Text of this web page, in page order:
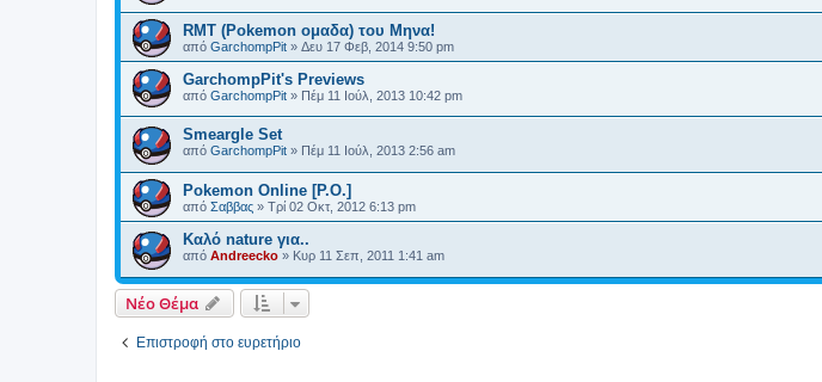
RMT (Pokemon ομαδα) του Μηνα!
από GarchompPit » Δευ 17 Φεβ, 2014 9:50 pm
GarchompPit's Previews
από GarchompPit » Πέμ 11 Ιούλ, 2013 10:42 pm
Smeargle Set
από GarchompPit » Πέμ 11 Ιούλ, 2013 2:56 am
Pokemon Online [P.O.]
από Σαββας » Τρί 02 Οκτ, 2012 6:13 pm
Καλό nature για..
από Andreecko » Κυρ 11 Σεπ, 2011 1:41 am
Νέο Θέμα
Επιστροφή στο ευρετήριο